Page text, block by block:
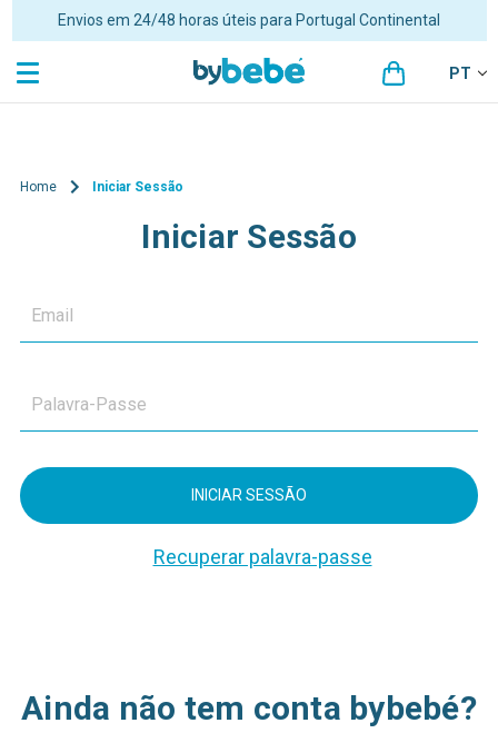
Envios em 24/48 horas úteis para Portugal Continental
PT
Home Iniciar Sessão
Iniciar Sessão
Recuperar palavra-passe
Ainda não tem conta bybebé?